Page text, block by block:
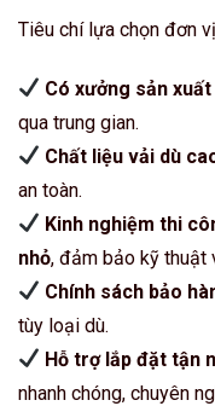
Tiêu chí lựa chọn đơn
Có xưởng sản
qua trung gian.
Chất liệu vải dù
an toàn.
Kinh nghiệm thi
nhỏ, đảm bảo kỹ thuật
Chính sách bảo
tùy loại dù.
Hỗ trợ lắp đặt tận
nhanh chóng, chuyên